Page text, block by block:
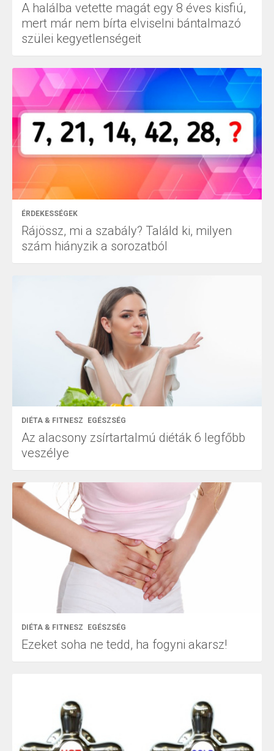
A halálba vetette magát egy 8 éves kisfiú,
mert már nem bírta elviselni bántalmazó
szülei kegyetlenségeit
ÉRDEKESSÉGEK
Rájössz, mi a szabály? Találd ki, milyen
szám hiányzik a sorozatból
DIÉTA & FITNESZ EGÉSZSÉG
Az alacsony zsírtartalmú diéták 6 legfőbb
veszélye
DIÉTA & FITNESZ EGÉSZSÉG
Ezeket soha ne tedd, ha fogyni akarsz!